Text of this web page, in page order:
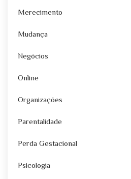
Merecimento
Mudança
Negócios
Online
Organizações
Parentalidade
Perda Gestacional
Psicologia